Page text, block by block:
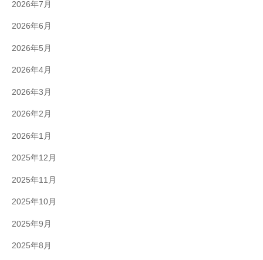
2026年7月
2026年6月
2026年5月
2026年4月
2026年3月
2026年2月
2026年1月
2025年12月
2025年11月
2025年10月
2025年9月
2025年8月